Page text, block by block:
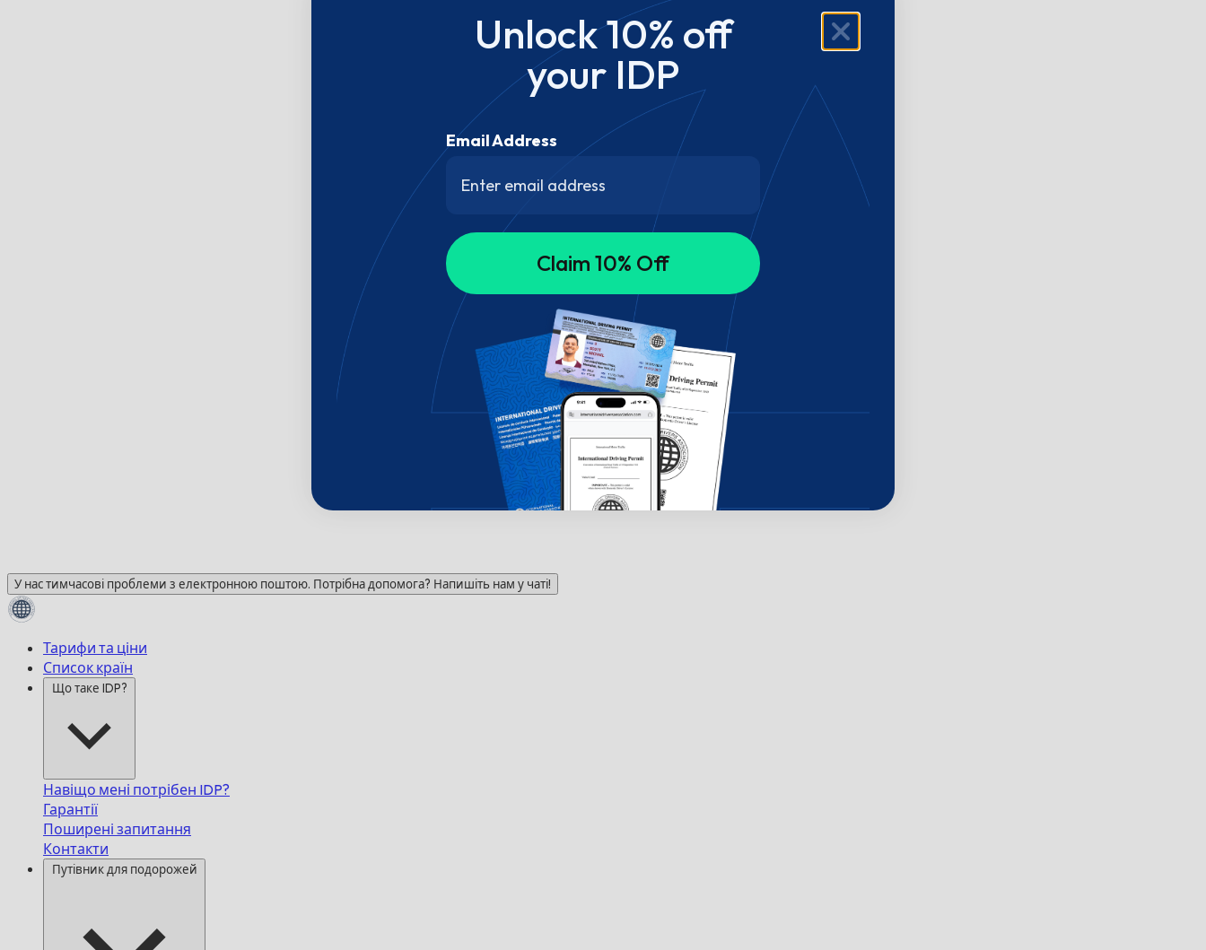
У нас тимчасові проблеми з електронною поштою. Потрібна допомога? Напишіть нам у чаті!
Тарифи та ціни
Список країн
Що таке IDP?
Навіщо мені потрібен IDP?
Гарантії
Поширені запитання
Контакти
Путівник для подорожей
Unlock 10% off
your IDP
Email Address
Claim 10% Off